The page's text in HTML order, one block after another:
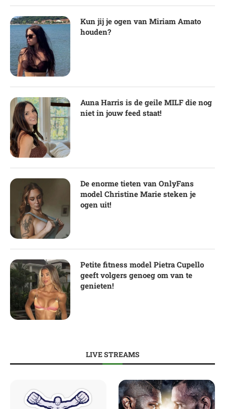
Kun jij je ogen van Miriam Amato
houden?
Auna Harris is de geile MILF die nog
niet in jouw feed staat!
De enorme tieten van OnlyFans
model Christine Marie steken je
ogen uit!
Petite fitness model Pietra Cupello
geeft volgers genoeg om van te
genieten!
LIVE STREAMS